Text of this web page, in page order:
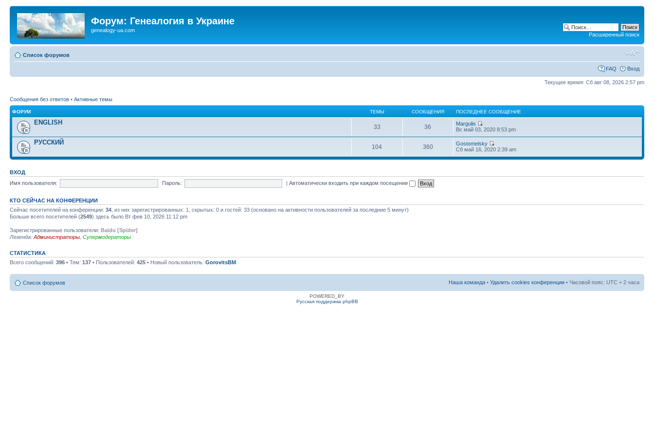
Форум: Генеалогия в Украине
genealogy-ua.com
Расширенный поиск
Список форумов
FAQ Вход
Текущее время: Сб авг 08, 2026 2:57 pm
Сообщения без ответов • Активные темы
ФОРУМ ТЕМЫ СООБЩЕНИЯ ПОСЛЕДНЕЕ СООБЩЕНИЕ
ENGLISH
33 36
Margulis
Вс май 03, 2020 8:53 pm
РУССКИЙ
104 360
Gostomelsky
Сб май 16, 2020 2:39 am
ВХОД
Имя пользователя:
Пароль: |Автоматически входить при каждом посещении
КТО СЕЙЧАС НА КОНФЕРЕНЦИИ
Сейчас посетителей на конференции: 34 , из них зарегистрированных: 1, скрытых: 0 и гостей: 33 (основано на активности пользователей за последние 5 минут)
Больше всего посетителей (2549) здесь было Вт фев 10, 2026 11:12 pm
Зарегистрированные пользователи: Baidu [Spider]
Легенда: Администраторы Супермодераторы
СТАТИСТИКА
Всего сообщений: 396 • Тем: 137 • Пользователей: 425 • Новый пользователь: GorovitsBM
Список форумов Наша команда • Удалить cookies конференции • Часовой пояс: UTC + 2 часа
POWERED_BY
Русская поддержка phpBB